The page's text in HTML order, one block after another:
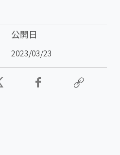
公開日
2023/03/23